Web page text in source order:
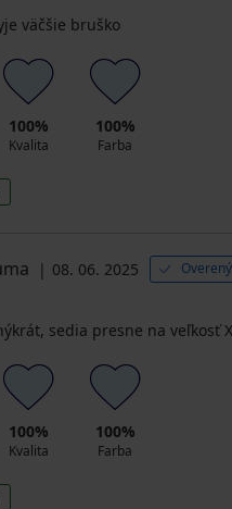
väčšie bruško
100%
Kvalita
100%
Farba
08. 06. 2025
sedia presne na veľkosť
100%
Kvalita
100%
Farba